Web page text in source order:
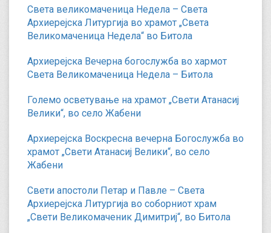
Света великомаченица Недела – Света
Архиерејска Литургија во храмот „Света
Великомаченица Недела“ во Битола
Архиерејска Вечерна богослужба во хармот
Света Великомаченица Недела – Битола
Големо осветување на храмот „Свети Атанасиј
Велики“, во село Жабени
Архиерејска Воскресна вечерна Богослужба во
храмот „Свети Атанасиј Велики“, во село
Жабени
Свети апостоли Петар и Павле – Света
Архиерејска Литургија во соборниот храм
„Свети Великомаченик Димитриј“, во Битола